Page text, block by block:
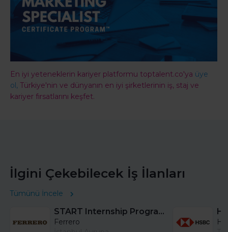
En iyi yeteneklerin kariyer platformu toptalent.co'ya üye
ol, Türkiye'nin ve dünyanın en iyi şirketlerinin iş, staj ve
kariyer fırsatlarını keşfet.
İlgini Çekebilecek İş İlanları
Tümünü İncele
START Internship Program (Sales) - Istanbul
Ferrero